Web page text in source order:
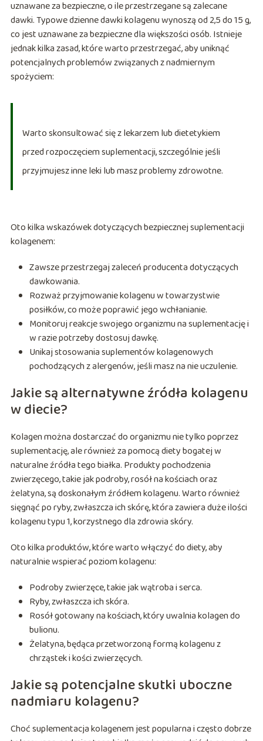
uznawane za bezpieczne, o ile przestrzegane są zalecane
dawki. Typowe dzienne dawki kolagenu wynoszą od 2,5 do 15 g,
co jest uznawane za bezpieczne dla większości osób. Istnieje
jednak kilka zasad, które warto przestrzegać, aby uniknąć
potencjalnych problemów związanych z nadmiernym
spożyciem:
Warto skonsultować się z lekarzem lub dietetykiem
przed rozpoczęciem suplementacji, szczególnie jeśli
przyjmujesz inne leki lub masz problemy zdrowotne.
Oto kilka wskazówek dotyczących bezpiecznej suplementacji
kolagenem:
Zawsze przestrzegaj zaleceń producenta dotyczących
dawkowania.
Rozważ przyjmowanie kolagenu w towarzystwie
posiłków, co może poprawić jego wchłanianie.
Monitoruj reakcje swojego organizmu na suplementację i
w razie potrzeby dostosuj dawkę.
Unikaj stosowania suplementów kolagenowych
pochodzących z alergenów, jeśli masz na nie uczulenie.
Jakie są alternatywne źródła kolagenu
w diecie?
Kolagen można dostarczać do organizmu nie tylko poprzez
suplementację, ale również za pomocą diety bogatej w
naturalne źródła tego białka. Produkty pochodzenia
zwierzęcego, takie jak podroby, rosół na kościach oraz
żelatyna, są doskonałym źródłem kolagenu. Warto również
sięgnąć po ryby, zwłaszcza ich skórę, która zawiera duże ilości
kolagenu typu 1, korzystnego dla zdrowia skóry.
Oto kilka produktów, które warto włączyć do diety, aby
naturalnie wspierać poziom kolagenu:
Podroby zwierzęce, takie jak wątroba i serca.
Ryby, zwłaszcza ich skóra.
Rosół gotowany na kościach, który uwalnia kolagen do
bulionu.
Żelatyna, będąca przetworzoną formą kolagenu z
chrząstek i kości zwierzęcych.
Jakie są potencjalne skutki uboczne
nadmiaru kolagenu?
Choć suplementacja kolagenem jest popularna i często dobrze